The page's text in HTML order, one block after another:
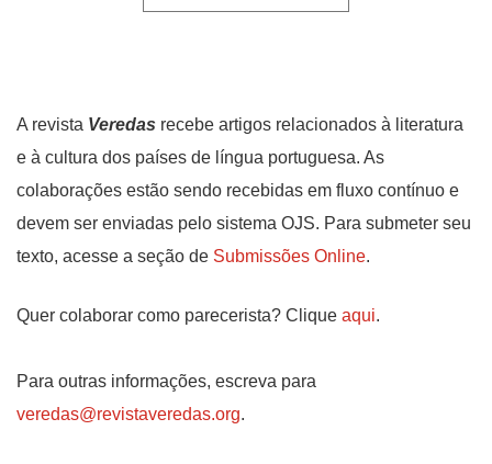
A revista Veredas recebe artigos relacionados à literatura
e à cultura dos países de língua portuguesa. As
colaborações estão sendo recebidas em fluxo contínuo e
devem ser enviadas pelo sistema OJS. Para submeter seu
texto, acesse a seção de Submissões Online.
Quer colaborar como parecerista? Clique aqui.
Para outras informações, escreva para
veredas@revistaveredas.org.